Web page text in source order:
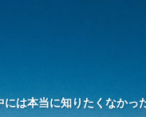
は本当に知りたくなか